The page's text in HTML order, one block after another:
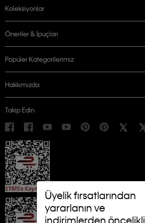
Üyelik fırsatlarından
yararlanın ve
indirimlerden öncelikli
Koleksiyonlar
Öneriler & İpuçları
Popüler Kategorilerimiz
Hakkımızda
Takip Edin